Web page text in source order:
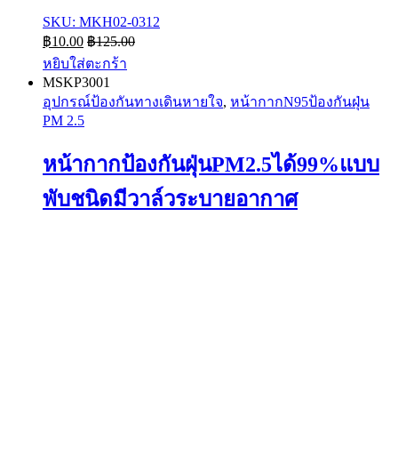
SKU: MKH02-0312
฿10.00 ฿125.00
หยิบใส่ตะกร้า
MSKP3001
อุปกรณ์ป้องกันทางเดินหายใจ, หน้ากากN95ป้องกันฝุ่น
PM 2.5
หน้ากากป้องกันฝุ่นPM2.5ได้99%แบบ
พับชนิดมีวาล์วระบายอากาศ